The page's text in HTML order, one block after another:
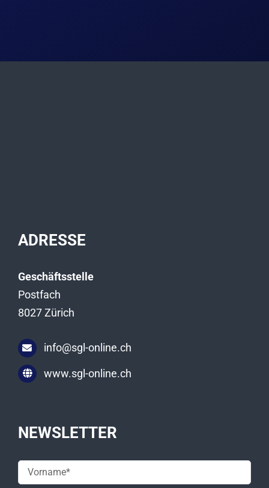
ADRESSE
Geschäftsstelle
Postfach
8027 Zürich
info@sgl-online.ch
www.sgl-online.ch
NEWSLETTER